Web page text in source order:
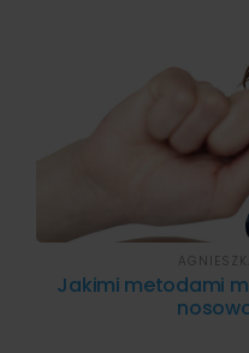
Jakimi metodami